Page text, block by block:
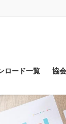
ロード一覧 協